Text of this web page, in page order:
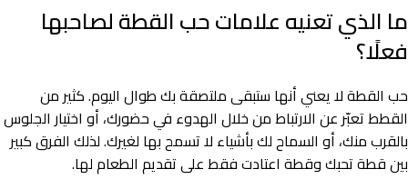
ما الذي تعنيه علامات حب القطة لصاحبها
فعلًا؟
حب القطة لا يعني أنها ستبقى ملتصقة بك طوال اليوم. كثير من
القطط تعبّر عن الارتباط من خلال الهدوء في حضورك، أو اختيار الجلوس
بالقرب منك، أو السماح لك بأشياء لا تسمح بها لغيرك. لذلك الفرق كبير
بين قطة تحبك وقطة اعتادت فقط على تقديم الطعام لها.